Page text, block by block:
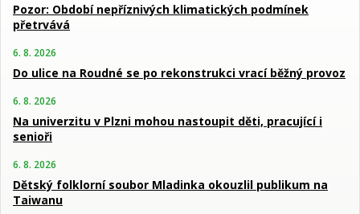
Pozor: Období nepříznivých klimatických podmínek
přetrvává
6. 8. 2026
Do ulice na Roudné se po rekonstrukci vrací běžný provoz
6. 8. 2026
Na univerzitu v Plzni mohou nastoupit děti, pracující i
senioři
6. 8. 2026
Dětský folklorní soubor Mladinka okouzlil publikum na
Taiwanu